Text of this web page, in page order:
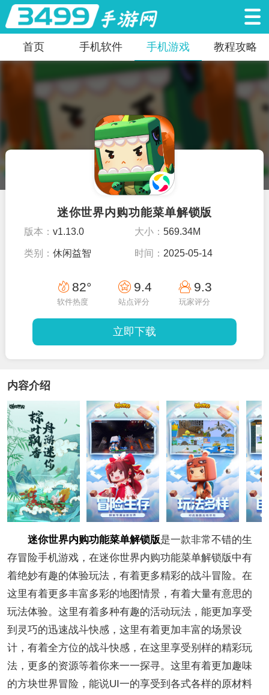
首页 手机软件 手机游戏 教程攻略
迷你世界内购功能菜单解锁版
版本：v1.13.0 大小： 569.34M
类别：休闲益智 时间： 2025-05-14
82°
软件热度
9.4
站点评分
9.3
玩家评分
立即下载
内容介绍
迷你世界内购功能菜单解锁版是一款非常不错的生
存冒险手机游戏，在迷你世界内购功能菜单解锁版中有
着绝妙有趣的体验玩法，有着更多精彩的战斗冒险。在
这里有着更多丰富多彩的地图情景，有着大量有意思的
玩法体验。这里有着多种有趣的活动玩法，能更加享受
到灵巧的迅速战斗快感，这里有着更加丰富的场景设
计，有着全方位的战斗快感，在这里享受别样的精彩玩
法，更多的资源等着你来一一探寻。这里有着更加趣味
的方块世界冒险，能说UI一的享受到各式各样的原材料